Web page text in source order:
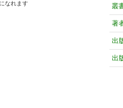
なれます
叢
著
出
出